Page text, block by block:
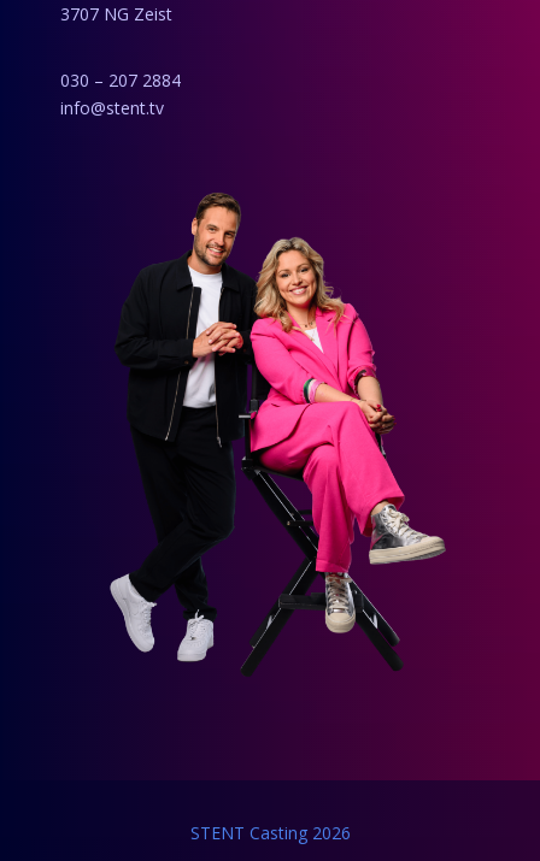
3707 NG Zeist
030 – 207 2884
info@stent.tv
STENT Casting 2026